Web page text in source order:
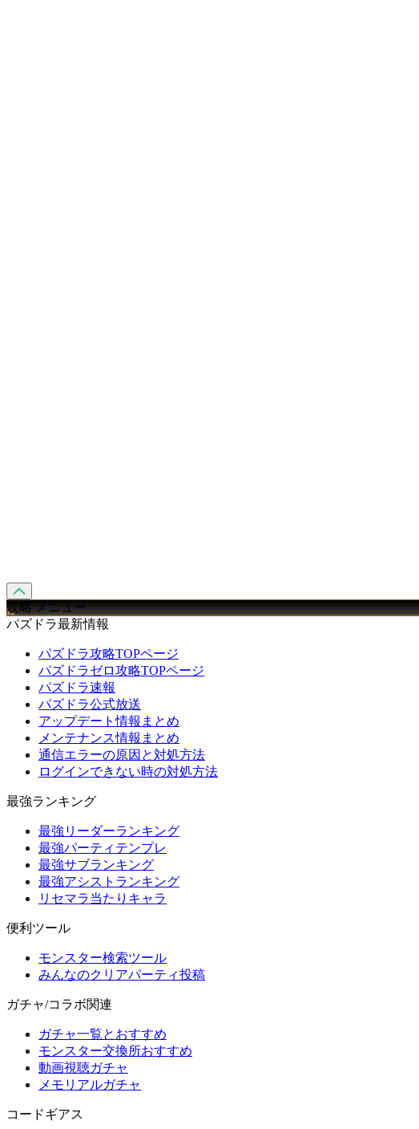
攻略 メニュー
パズドラ最新情報
パズドラ攻略TOPページ
パズドラゼロ攻略TOPページ
パズドラ速報
パズドラ公式放送
アップデート情報まとめ
メンテナンス情報まとめ
通信エラーの原因と対処方法
ログインできない時の対処方法
最強ランキング
最強リーダーランキング
最強パーティテンプレ
最強サブランキング
最強アシストランキング
リセマラ当たりキャラ
便利ツール
モンスター検索ツール
みんなのクリアパーティ投稿
ガチャ/コラボ関連
ガチャ一覧とおすすめ
モンスター交換所おすすめ
動画視聴ガチャ
メモリアルガチャ
コードギアス